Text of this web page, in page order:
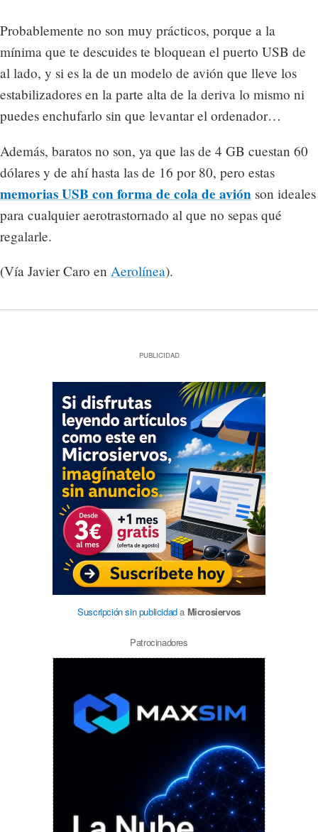
Probablemente no son muy prácticos, porque a la
mínima que te descuides te bloquean el puerto USB de
al lado, y si es la de un modelo de avión que lleve los
estabilizadores en la parte alta de la deriva lo mismo ni
puedes enchufarlo sin que levantar el ordenador…
Además, baratos no son, ya que las de 4 GB cuestan 60
dólares y de ahí hasta las de 16 por 80, pero estas
memorias USB con forma de cola de avión son ideales
para cualquier aerotrastornado al que no sepas qué
regalarle.
(Vía Javier Caro en Aerolínea).
PUBLICIDAD
Suscripción sin publicidada Microsiervos
Patrocinadores